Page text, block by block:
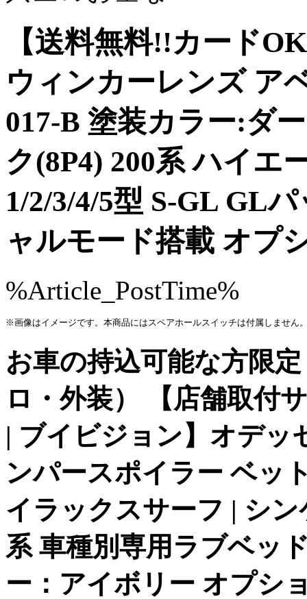
【送料無料!!カード
ウィンカーレンズ ア
017-B 塗装カラー:ダ
ク(8P4) 200系 ハイエ
1/2/3/4/5型 S-GL GL
ャルモード搭載 オプ
%Article_PostTime%
※画像はイメージです。本商品にはスペアホールスイッチは付属しませ
お車の持込可能な方限
ロ・外装） 【店舗取付
| ブイビジョン】オデッ
ンパースポイラー ベッ
イラックスサーフ | シ
系 車種別専用ラブベッ
ー：アイボリー オプシ